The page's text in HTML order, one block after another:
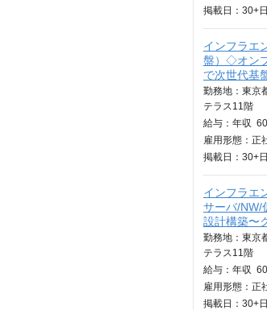
掲載日： 30+日
インフラエ
盤）◇オン
で次世代基
勤務地：東京
テラス11階
給与： 年収
雇用形態：正
掲載日： 30+日
インフラエ
サーバ/NW/
設計構築〜
勤務地：東京
テラス11階
給与： 年収
雇用形態：正
掲載日： 30+日